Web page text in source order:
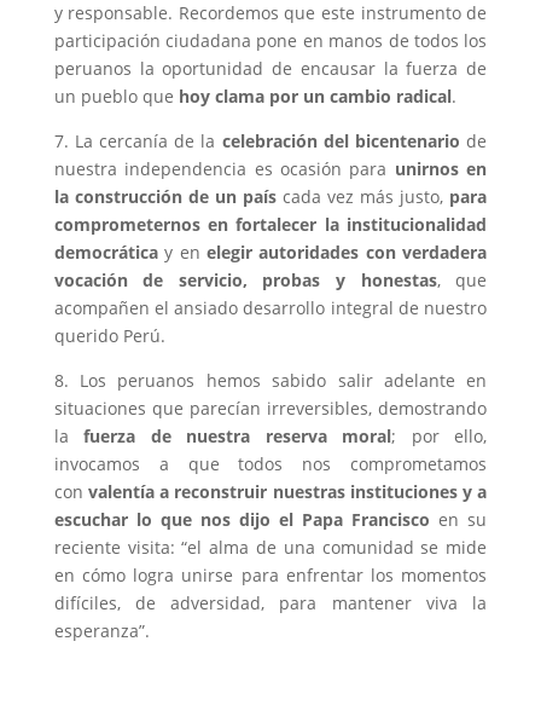
y responsable. Recordemos que este instrumento de
participación ciudadana pone en manos de todos los
peruanos la oportunidad de encausar la fuerza de
un pueblo que hoy clama por un cambio radical.
7. La cercanía de la celebración del bicentenariode
nuestra independencia es ocasión para unirnos en
la construcción de un paíscada vez más justo, para
comprometernos en fortalecer la institucionalidad
democráticay en elegir autoridades con verdadera
vocación de servicio, probas y honestas, que
acompañen el ansiado desarrollo integral de nuestro
querido Perú.
8. Los peruanos hemos sabido salir adelante en
situaciones que parecían irreversibles, demostrando
lafuerza de nuestra reserva moral; por ello,
invocamos a que todos nos comprometamos
con valentía a reconstruir nuestras instituciones y a
escuchar lo que nos dijo el Papa Franciscoen su
reciente visita: “el alma de una comunidad se mide
en cómo logra unirse para enfrentar los momentos
difíciles, de adversidad, para mantener viva la
esperanza”.